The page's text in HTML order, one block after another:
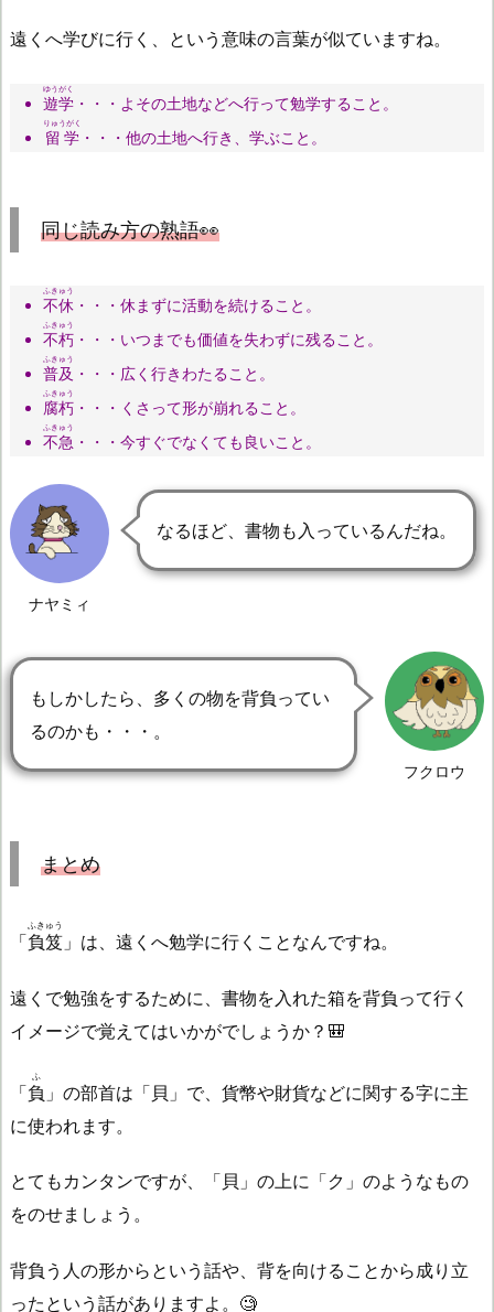
遠くへ学びに行く、という意味の言葉が似ていますね。
遊学
ゆうがく
・・・よその土地などへ行って勉学すること。
留学
りゅうがく
・・・他の土地へ行き、学ぶこと。
同じ読み方の熟語👀
不休
ふきゅう
・・・休まずに活動を続けること。
不朽
ふきゅう
・・・いつまでも価値を失わずに残ること。
普及
ふきゅう
・・・広く行きわたること。
腐朽
ふきゅう
・・・くさって形が崩れること。
不急
ふきゅう
・・・今すぐでなくても良いこと。
ナヤミィ
なるほど、書物も入っているんだね。
フクロウ
もしかしたら、多くの物を背負ってい
るのかも・・・。
まとめ
「負笈
ふきゅう
」は、遠くへ勉学に行くことなんですね。
遠くで勉強をするために、書物を入れた箱を背負って行く
イメージで覚えてはいかがでしょうか？🎒
「負
ふ
」の部首は「貝」で、貨幣や財貨などに関する字に主
に使われます。
とてもカンタンですが、「貝」の上に「ク」のようなもの
をのせましょう。
背負う人の形からという話や、背を向けることから成り立
ったという話がありますよ。🧐